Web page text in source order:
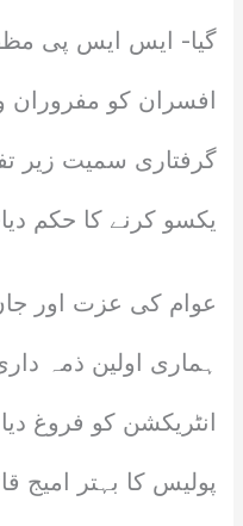
گیا- ایس ایس پی
افسران کو مفروران
گرفتاری سمیت زیر
یکسو کرنے کا حکم
عوام کی عزت اور
ہماری اولین ذمہ
انٹریکشن کو فروغ
پولیس کا بہتر امیج